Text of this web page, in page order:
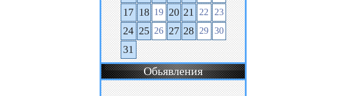
17 18 19 20 21 22 23
24 25 26 27 28 29 30
31
Обьявления